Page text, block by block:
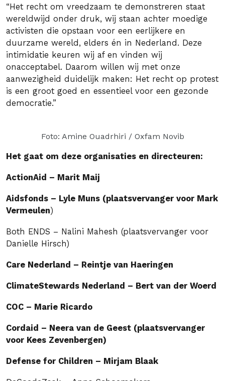
“Het recht om vreedzaam te demonstreren staat
wereldwijd onder druk, wij staan achter moedige
activisten die opstaan voor een eerlijkere en
duurzame wereld, elders én in Nederland. Deze
intimidatie keuren wij af en vinden wij
onacceptabel. Daarom willen wij met onze
aanwezigheid duidelijk maken: Het recht op protest
is een groot goed en essentieel voor een gezonde
democratie.”
Foto: Amine Ouadrhiri / Oxfam Novib
Het gaat om deze organisaties en directeuren:
ActionAid – Marit Maij
Aidsfonds – Lyle Muns (plaatsvervanger voor Mark
Vermeulen)
Both ENDS – Nalini Mahesh (plaatsvervanger voor
Danielle Hirsch)
Care Nederland – Reintje van Haeringen
ClimateStewards Nederland – Bert van der Woerd
COC – Marie Ricardo
Cordaid – Neera van de Geest (plaatsvervanger
voor Kees Zevenbergen)
Defense for Children – Mirjam Blaak